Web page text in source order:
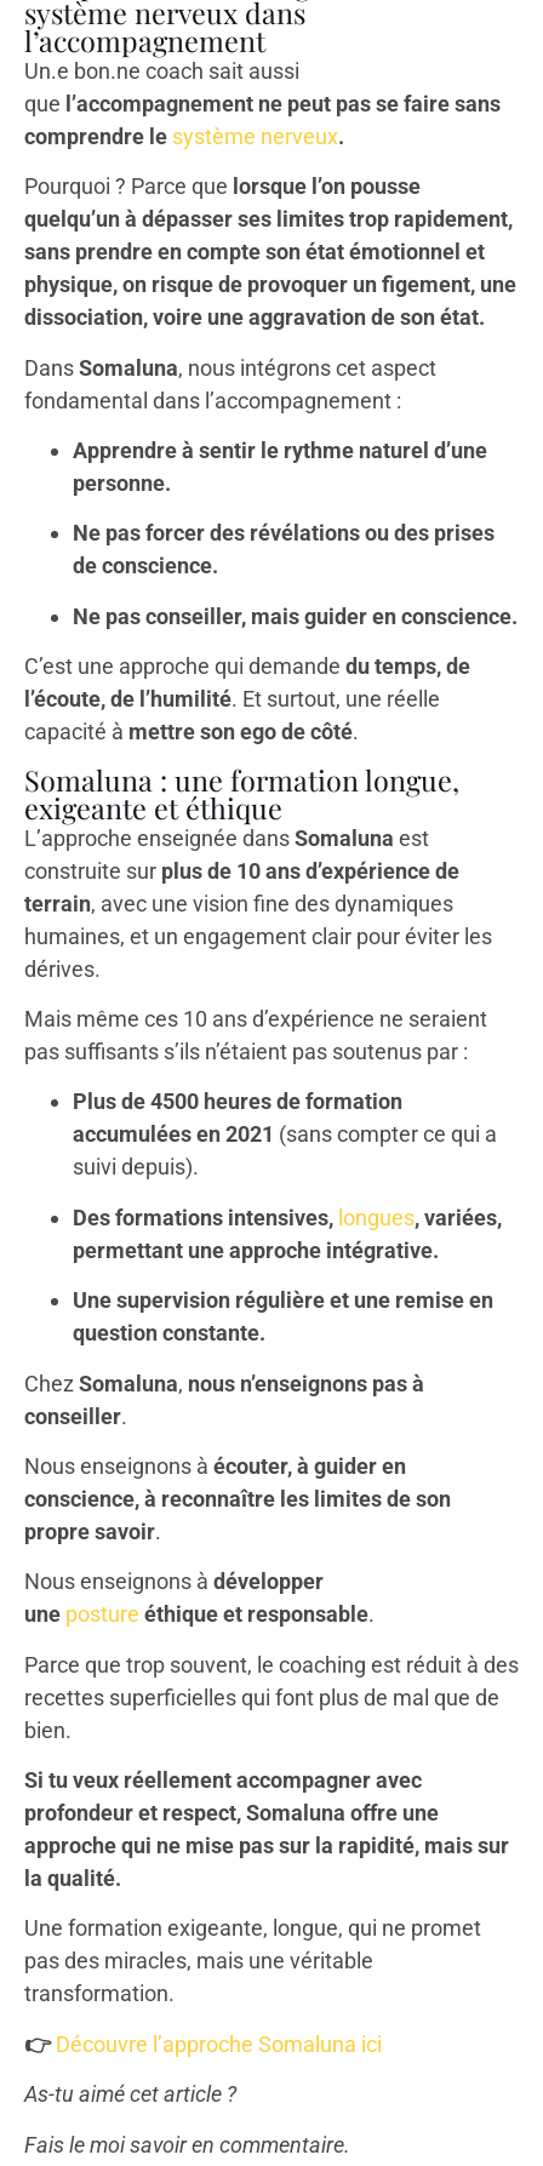
système nerveux dans
l’accompagnement
Un.e bon.ne coach sait aussi
que l’accompagnement ne peut pas se faire sans
comprendre le système nerveux.
Pourquoi ? Parce que lorsque l’on pousse
quelqu’un à dépasser ses limites trop rapidement,
sans prendre en compte son état émotionnel et
physique, on risque de provoquer un figement, une
dissociation, voire une aggravation de son état.
DansSomaluna, nous intégrons cet aspect
fondamental dans l’accompagnement :
Apprendre à sentir le rythme naturel d’une
personne.
Ne pas forcer des révélations ou des prises
de conscience.
Ne pas conseiller, mais guider en conscience.
C’est une approche qui demande du temps, de
l’écoute, de l’humilité. Et surtout, une réelle
capacité à mettre son ego de côté.
Somaluna : une formation longue,
exigeante et éthique
L’approche enseignée dansSomaluna est
construite sur plus de 10 ans d’expérience de
terrain, avec une vision fine des dynamiques
humaines, et un engagement clair pour éviter les
dérives.
Mais même ces 10 ans d’expérience ne seraient
pas suffisants s’ils n’étaient pas soutenus par :
Plus de 4500 heures de formation
accumulées en 2021 (sans compter ce qui a
suivi depuis).
Des formations intensives, longues, variées,
permettant une approche intégrative.
Une supervision régulière et une remise en
question constante.
Chez Somaluna, nous n’enseignons pas à
conseiller.
Nous enseignons à écouter, à guider en
conscience, à reconnaître les limites de son
propre savoir.
Nous enseignons à développer
une posture éthique et responsable.
Parce que trop souvent, le coaching est réduit à des
recettes superficielles qui font plus de mal que de
bien.
Si tu veux réellement accompagner avec
profondeur et respect, Somaluna offre une
approche qui ne mise pas sur la rapidité, mais sur
la qualité.
Une formation exigeante, longue, qui ne promet
pas des miracles, mais une véritable
transformation.
👉Découvre l’approche Somaluna ici
As-tu aimé cet article ?
Fais le moi savoir en commentaire.